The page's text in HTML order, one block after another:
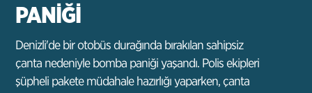
PANİĞİ
Denizli'de bir otobüs durağında bırakılan sahipsiz
çanta nedeniyle bomba paniği yaşandı. Polis ekipleri
şüpheli pakete müdahale hazırlığı yaparken, çanta